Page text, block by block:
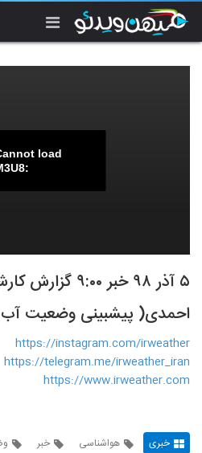
load
۵ آذر ۹۸ خبر
احمدی( پیشبینی وضعیت
https://instagram.com/irweather
https://telegram.me/irweather_iran
https://www.irweather.com
خبری هواشناسی خبر